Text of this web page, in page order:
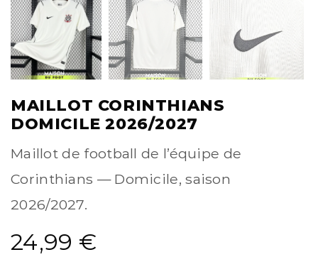
MAILLOT CORINTHIANS
DOMICILE 2026/2027
Maillot de football de l’équipe de
Corinthians — Domicile, saison
2026/2027.
24,99 €